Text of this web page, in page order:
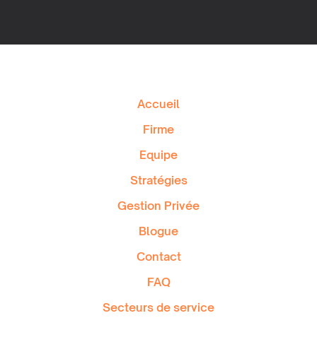
Accueil
Firme
Equipe
Stratégies
Gestion Privée
Blogue
Contact
FAQ
Secteurs de service